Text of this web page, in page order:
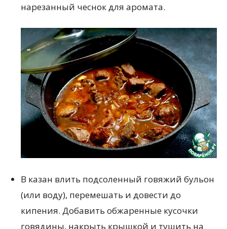
нарезанный чеснок для аромата.
В казан влить подсоленный говяжий бульон
(или воду), перемешать и довести до
кипения. Добавить обжаренные кусочки
говядины, накрыть крышкой и тушить на